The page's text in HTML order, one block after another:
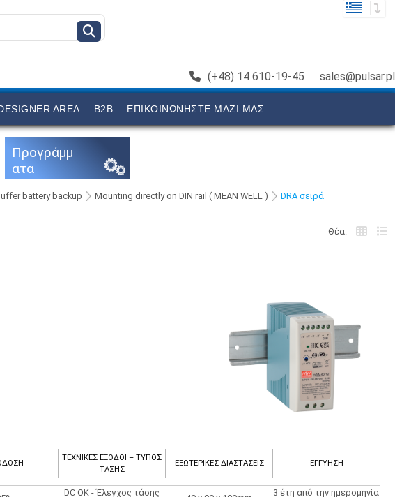
(+48) 14 610-19-45 sales@pulsar.pl
AREA B2B ΕΠΙΚΟΙΝΩΝΉΣΤΕ ΜΑΖΊ ΜΑΣ
Προγράμμ
ατα
σης
battery backup Mounting directly on DIN rail ( MEAN WELL ) DRA σειρά
Θέα:
ΤΕΧΝΙΚΈΣ ΈΞΟΔΟΙ – ΤΎΠΟΣ
ΤΆΣΗΣ
ΕΞΩΤΕΡΙΚΈΣ ΔΙΑΣΤΆΣΕΙΣ ΕΓΓΎΗΣΗ
DC OK - Έλεγχος τάσης
3 έτη από την ημερομηνία